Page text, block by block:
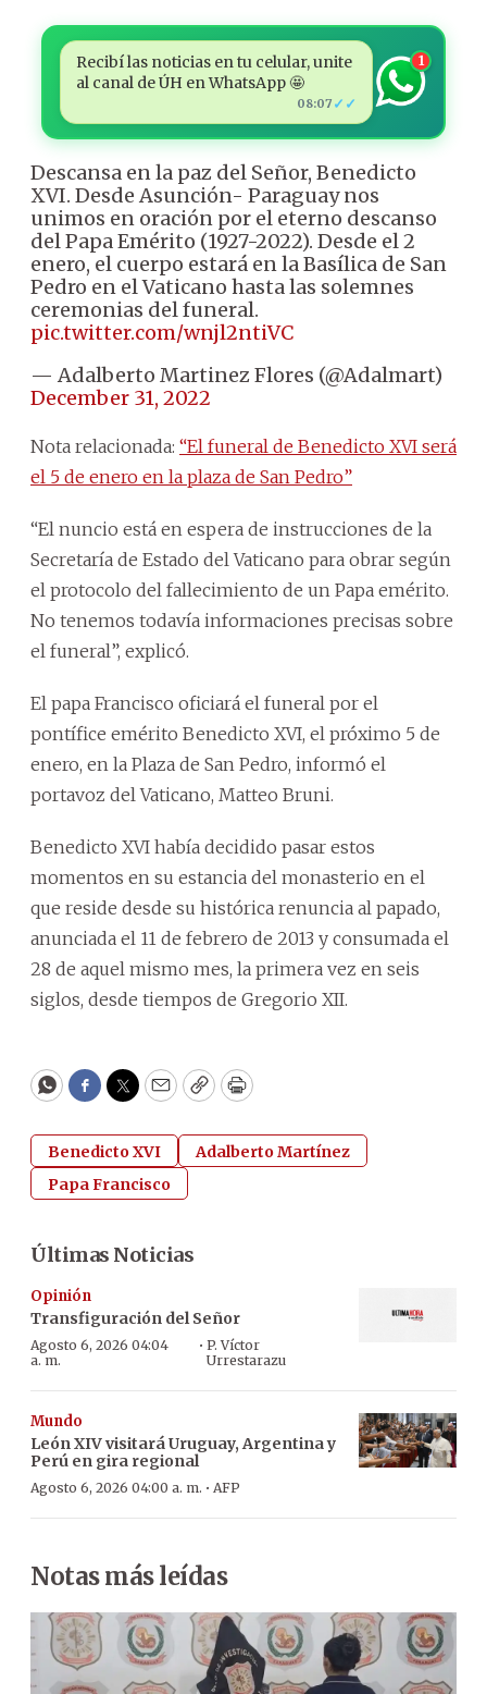
Recibí las noticias en tu celular, unite
al canal de ÚH en WhatsApp 🤩
08:07 ✓✓
1
Descansa en la paz del Señor, Benedicto
XVI. Desde Asunción- Paraguay nos
unimos en oración por el eterno descanso
del Papa Emérito (1927-2022). Desde el 2
enero, el cuerpo estará en la Basílica de San
Pedro en el Vaticano hasta las solemnes
ceremonias del funeral.
pic.twitter.com/wnjl2ntiVC
— Adalberto Martinez Flores (@Adalmart)
December 31, 2022
Nota relacionada: “El funeral de Benedicto XVI será
el 5 de enero en la plaza de San Pedro”
“El nuncio está en espera de instrucciones de la
Secretaría de Estado del Vaticano para obrar según
el protocolo del fallecimiento de un Papa emérito.
No tenemos todavía informaciones precisas sobre
el funeral”, explicó.
El papa Francisco oficiará el funeral por el
pontífice emérito Benedicto XVI, el próximo 5 de
enero, en la Plaza de San Pedro, informó el
portavoz del Vaticano, Matteo Bruni.
Benedicto XVI había decidido pasar estos
momentos en su estancia del monasterio en el
que reside desde su histórica renuncia al papado,
anunciada el 11 de febrero de 2013 y consumada el
28 de aquel mismo mes, la primera vez en seis
siglos, desde tiempos de Gregorio XII.
WhatsApp
Facebook
Twitter
EmailCopyPrint
Benedicto XVI
Adalberto Martínez
Papa Francisco
Últimas Noticias
Opinión
Transfiguración del Señor
Agosto 6, 2026 04:04
a. m.
· P. Víctor
Urrestarazu
Mundo
León XIV visitará Uruguay, Argentina y
Perú en gira regional
Agosto 6, 2026 04:00 a. m. · AFP
Notas más leídas